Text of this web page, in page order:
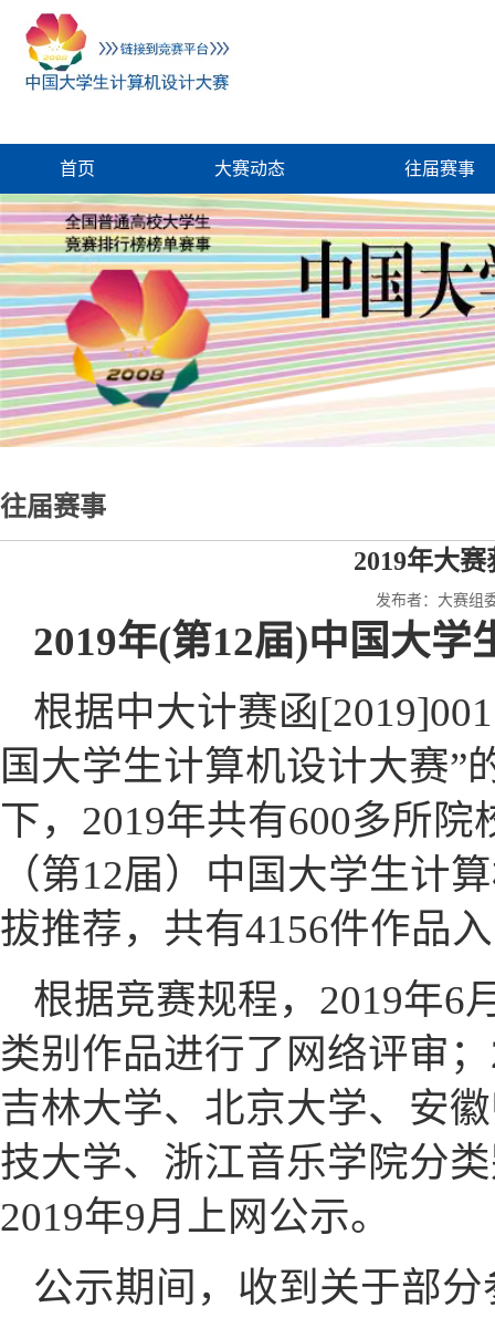
首页 大赛动态 往届赛事
往届赛事
2019年大
发布者：大赛组
2019年(第12届)中国大
根据中大计赛函
国大学生计算机设计大赛”
下，2019年共有600多所
（第12届）中国大学生计
拔推荐，共有4156件作品
根据竞赛规程，2019年6
类别作品进行了网络评审
吉林大学、北京大学、安
技大学、浙江音乐学院分
2019年9月上网公示。
公示期间，收到关于部